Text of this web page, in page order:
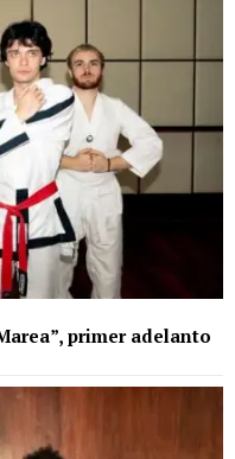
primer adelanto